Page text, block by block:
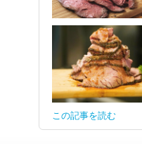
この記事を読む